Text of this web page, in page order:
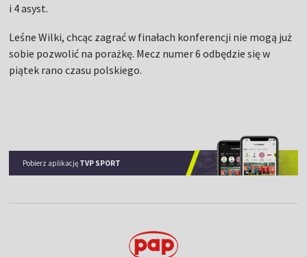
i 4 asyst.
Leśne Wilki, chcąc zagrać w finałach konferencji nie mogą już
sobie pozwolić na porażkę. Mecz numer 6 odbędzie się w
piątek rano czasu polskiego.
Pobierz aplikację TVP SPORT